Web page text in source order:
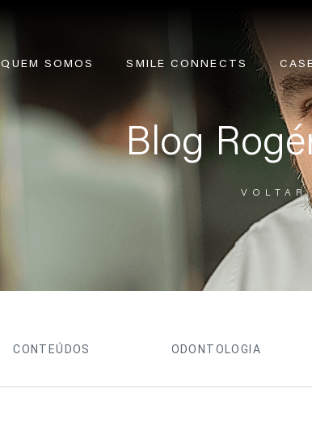
QUEM SOMOS SMILE CONNECTS
Blog
VOLTAR
CONTEÚDOS ODONTOLOGIA